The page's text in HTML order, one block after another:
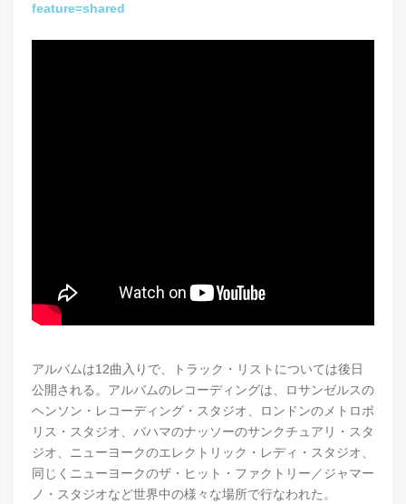
feature=shared
アルバムは12曲入りで、トラック・リストについては後日
公開される。アルバムのレコーディングは、ロサンゼルスの
ヘンソン・レコーディング・スタジオ、ロンドンのメトロポ
リス・スタジオ、バハマのナッソーのサンクチュアリ・スタ
ジオ、ニューヨークのエレクトリック・レディ・スタジオ、
同じくニューヨークのザ・ヒット・ファクトリー／ジャマー
ノ・スタジオなど世界中の様々な場所で行なわれた。